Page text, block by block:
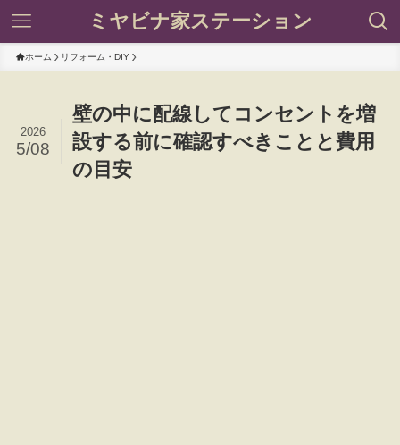
ミヤビナ家ステーション
ホーム リフォーム・DIY
壁の中に配線してコンセントを増
設する前に確認すべきことと費用
の目安
2026
5/08